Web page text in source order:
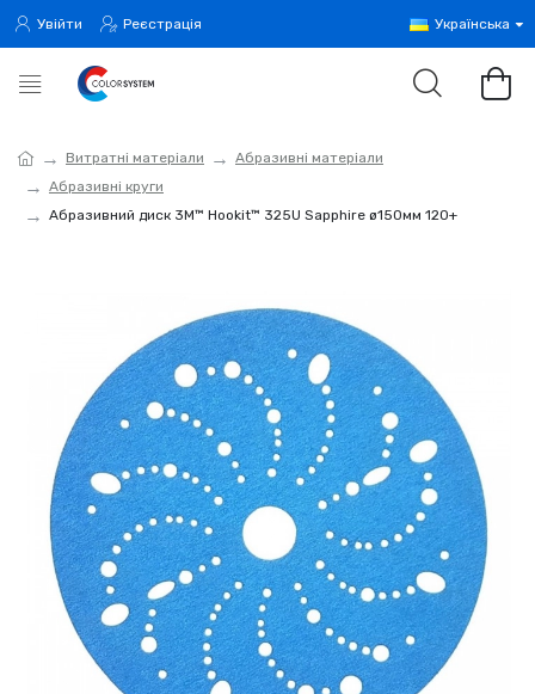
Увійти Реєстрація Українська
Витратні матеріали
Абразивні матеріали
Абразивні круги
Абразивний диск 3M™ Hookit™ 325U Sapphire ø150мм 120+